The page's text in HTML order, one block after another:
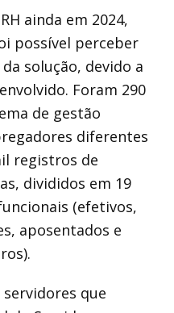
ainda em 2024,
possível perceber
solução, devido a
Foram 290
de gestão
diferentes
registros de
divididos em 19
(efetivos,
aposentados e
que